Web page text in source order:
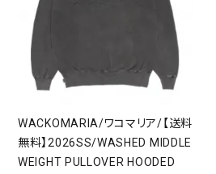
WACKOMARIA/ワコマリア/【送料
無料】2026SS/WASHED MIDDLE
WEIGHT PULLOVER HOODED